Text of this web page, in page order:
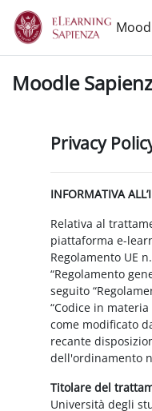
Vai al contenuto principale
Moodle
Privacy
INFORMATIVA
Relativa al
piattaforma e-
Regolamento UE
“Regolamento
seguito
“Codice in
come modificato
recante
dell'ordinamento
Titolare del
Università degli